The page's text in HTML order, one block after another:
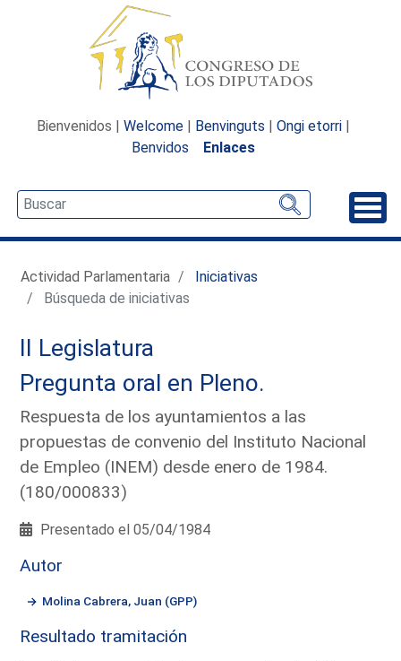
Bienvenidos | Welcome | Benvinguts | Ongi etorri |
Benvidos
Enlaces
Actividad Parlamentaria
Iniciativas
Búsqueda de iniciativas
II Legislatura
Pregunta oral en Pleno.
Respuesta de los ayuntamientos a las
propuestas de convenio del Instituto Nacional
de Empleo (INEM) desde enero de 1984.
(180/000833)
Presentado el 05/04/1984
Autor
Molina Cabrera, Juan (GPP)
Resultado tramitación